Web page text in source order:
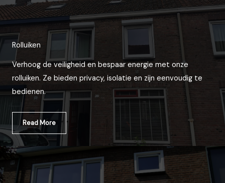
Rolluiken
Verhoog de veiligheid en bespaar energie met onze
rolluiken. Ze bieden privacy, isolatie en zijn eenvoudig te
bedienen.
Read More